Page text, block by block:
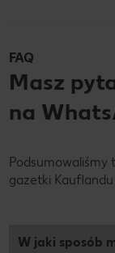
FAQ
Masz
na
Podsumowaliśmy
gazetki
W jaki sposób